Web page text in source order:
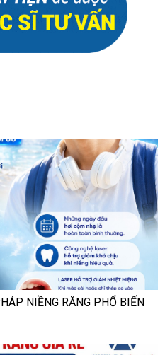
NIỀNG RĂNG PHỔ BIẾN